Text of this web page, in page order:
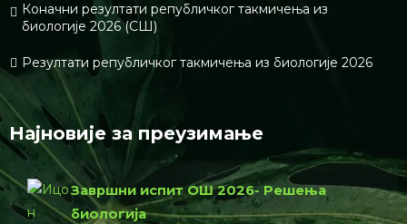
Коначни резултати републичког такмичења из
биологије 2026 (СШ)
Резултати републичког такмичења из биологије 2026
Најновије за преузимање
Завршни испит ОШ 2026- Решења
биологија